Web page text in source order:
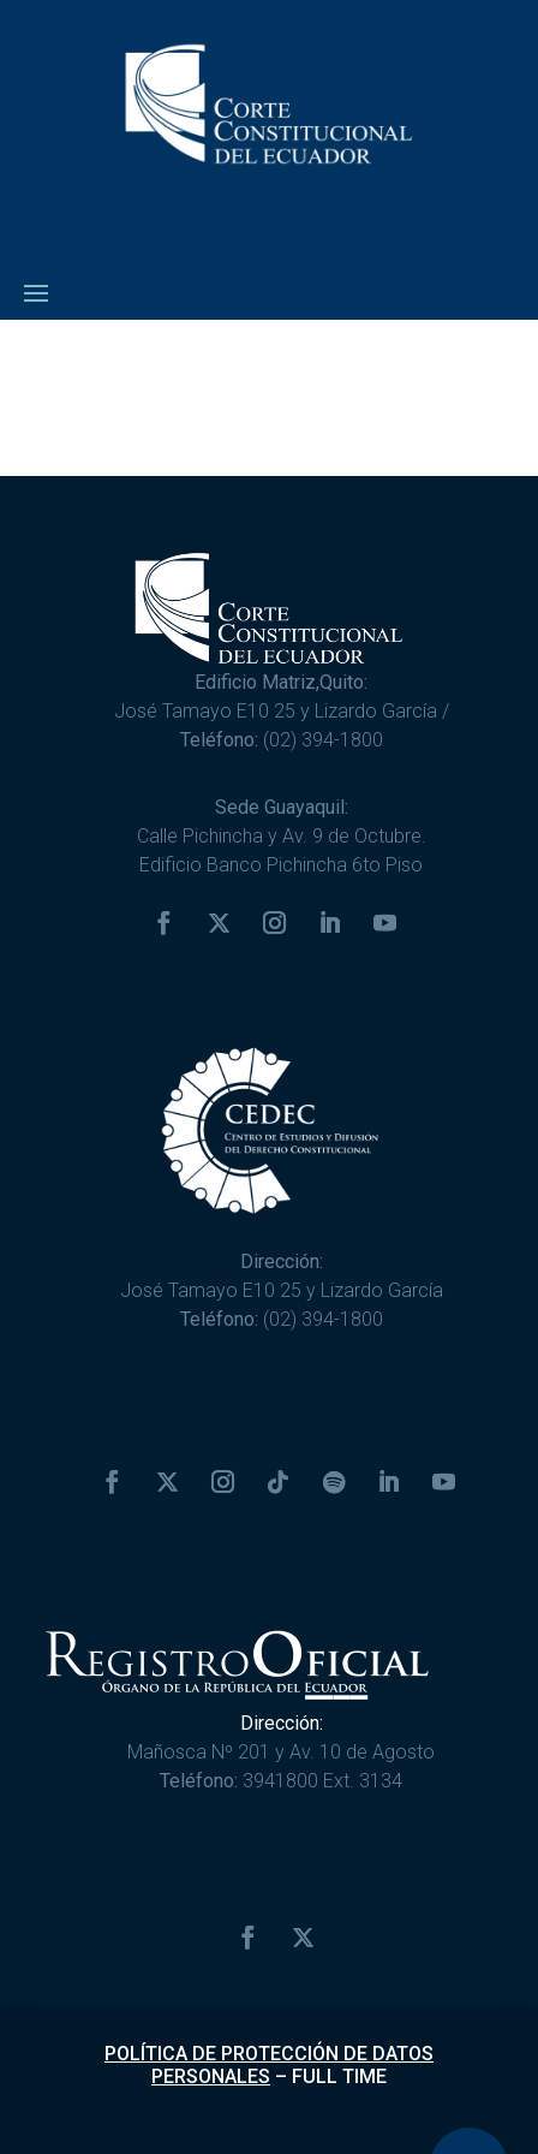
Edificio Matriz,Quito:
José Tamayo E10 25 y Lizardo García /
Teléfono: (02) 394-1800
Sede Guayaquil:
Calle Pichincha y Av. 9 de Octubre.
Edificio Banco Pichincha 6to Piso
Dirección:
José Tamayo E10 25 y Lizardo García
Teléfono: (02) 394-1800
Dirección:
Mañosca Nº 201 y Av. 10 de Agosto
Teléfono: 3941800 Ext. 3134
POLÍTICA DE PROTECCIÓN DE DATOS
PERSONALES – FULL TIME